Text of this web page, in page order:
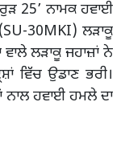
25’ ਨਾਮਕ ਹਵਾਈ
30MKI) ਲੜਾਕੂ
ਲੜਾਕੂ ਜਹਾਜ਼ਾਂ ਨੇ
ਵਿੱਚ ਉਡਾਣ ਭਰੀ।
ਨਾਲ ਹਵਾਈ ਹਮਲੇ ਦਾ